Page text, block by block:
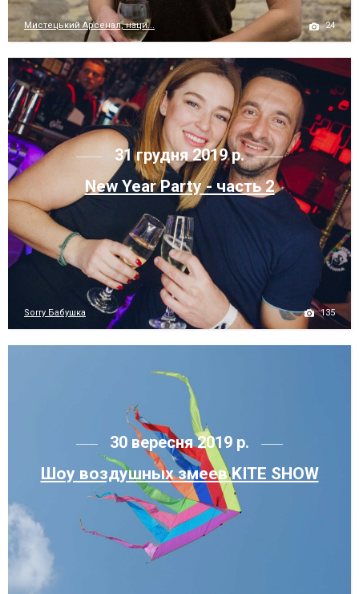
Мистецький Арсенал, наци... 24
31 грудня 2019 р.
New Year Party - часть 2
Sorry Бабушка 135
30 вересня 2019 р.
Шоу воздушных змеев KITE SHOW